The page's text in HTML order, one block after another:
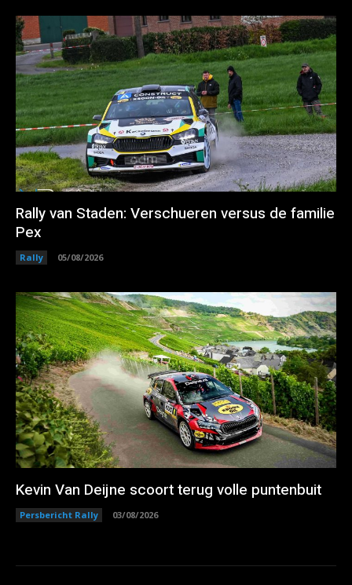
Rally van Staden: Verschueren versus de familie
Pex
Rally 05/08/2026
Kevin Van Deijne scoort terug volle puntenbuit
Persbericht Rally 03/08/2026